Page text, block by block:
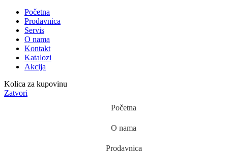
Početna
Prodavnica
Servis
O nama
Kontakt
Katalozi
Akcija
Kolica za kupovinu
Zatvori
Početna
O nama
Prodavnica